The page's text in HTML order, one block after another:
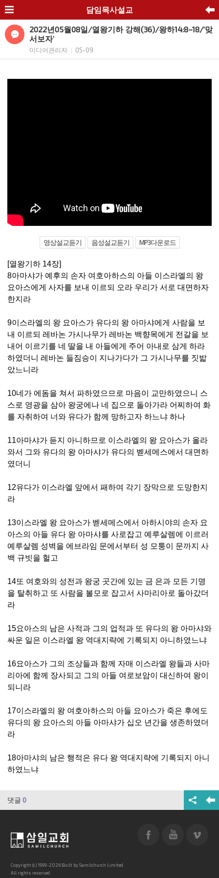
담임목사설교
2022년05월08일/열왕기하 강해(36)/왕하14:8–18/‘맞
서보자’
미디어관리자 05-09
영상설교듣기 음성설교듣기 MP3다운로드
[열왕기하 14장]
8아마샤가 예후의 손자 여호아하스의 아들 이스라엘의 왕
요아스에게 사자를 보내 이르되 오라 우리가 서로 대면하자
한지라
9이스라엘의 왕 요아스가 유다의 왕 아마샤에게 사람을 보
내 이르되 레바논 가시나무가 레바논 백향목에게 전갈을 보
내어 이르기를 네 딸을 내 아들에게 주어 아내로 삼게 하라
하였더니 레바논 들짐승이 지나가다가 그 가시나무를 짓밟
았느니라
10네가 에돔을 쳐서 파하였으므로 마음이 교만하였으니 스
스로 영광을 삼아 왕궁에나 네 집으로 돌아가라 어찌하여 화
를 자취하여 너와 유다가 함께 망하고자 하느냐 하나
11아마샤가 듣지 아니하므로 이스라엘의 왕 요아스가 올라
와서 그와 유다의 왕 아마샤가 유다의 벧세메스에서 대면하
였더니
12유다가 이스라엘 앞에서 패하여 각기 장막으로 도망한지
라
13이스라엘 왕 요아스가 벧세메스에서 아하시야의 손자 요
아스의 아들 유다 왕 아마샤를 사로잡고 예루살렘에 이르러
예루살렘 성벽을 에브라임 문에서부터 성 모퉁이 문까지 사
백 규빗을 헐고
14또 여호와의 성전과 왕궁 곳간에 있는 금 은과 모든 기명
을 탈취하고 또 사람을 볼모로 잡고서 사마리아로 돌아갔더
라
15요아스의 남은 사적과 그의 업적과 또 유다의 왕 아마샤와
싸운 일은 이스라엘 왕 역대지략에 기록되지 아니하였느냐
16요아스가 그의 조상들과 함께 자매 이스라엘 왕들과 사마
리아에 함께 장사되고 그의 아들 여로보암이 대신하여 왕이
되니라
17이스라엘의 왕 여호아하스의 아들 요아스가 죽은 후에도
유다의 왕 요아스의 아들 아마샤가 십오 년간을 생존하였더
라
18아마샤의 남은 행적은 유다 왕 역대지략에 기록되지 아니
하였느냐
댓글 0
Copyright (c) 1999-2026 Built by Samilchurch Limited.
All rights reserved.